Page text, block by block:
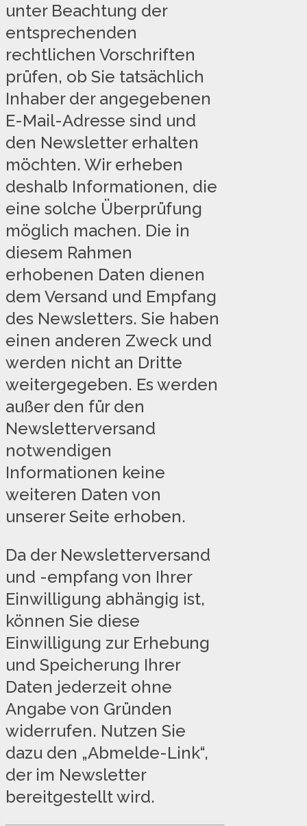
unter Beachtung der
entsprechenden
rechtlichen Vorschriften
prüfen, ob Sie tatsächlich
Inhaber der angegebenen
E-Mail-Adresse sind und
den Newsletter erhalten
möchten. Wir erheben
deshalb Informationen, die
eine solche Überprüfung
möglich machen. Die in
diesem Rahmen
erhobenen Daten dienen
dem Versand und Empfang
des Newsletters. Sie haben
einen anderen Zweck und
werden nicht an Dritte
weitergegeben. Es werden
außer den für den
Newsletterversand
notwendigen
Informationen keine
weiteren Daten von
unserer Seite erhoben.
Da der Newsletterversand
und -empfang von Ihrer
Einwilligung abhängig ist,
können Sie diese
Einwilligung zur Erhebung
und Speicherung Ihrer
Daten jederzeit ohne
Angabe von Gründen
widerrufen. Nutzen Sie
dazu den „Abmelde-Link“,
der im Newsletter
bereitgestellt wird.